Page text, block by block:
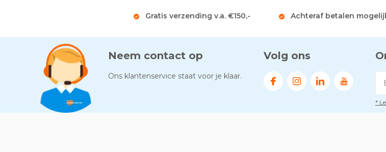
Gratis verzending v.a. €150,- Achteraf betalen
Neem contact op
Ons klantenservice staat voor je klaar.
Volg ons
*